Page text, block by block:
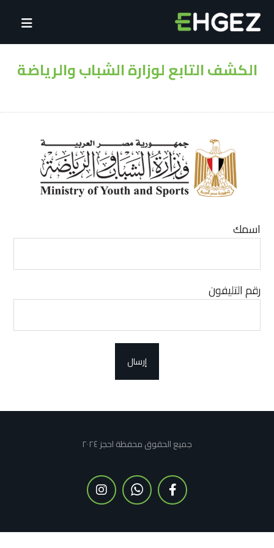
الكشف التابع لوزارة الشباب والرياضة
اسمك
رقم التليفون
إرسال
جميع الحقوق محفظة احجز ٢٠٢٤